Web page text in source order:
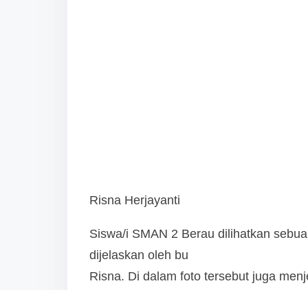
Risna Herjayanti
Siswa/i SMAN 2 Berau dilihatkan
dijelaskan oleh bu
Risna. Di dalam foto tersebut juga